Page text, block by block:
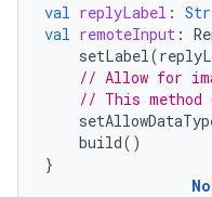
val replyLabel :
val remoteInput :
setLabel (
// Allow for
// This
build()
}